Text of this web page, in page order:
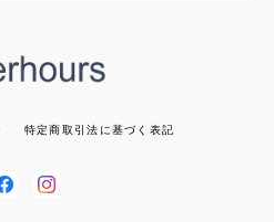
特定商取引法に基づく表記